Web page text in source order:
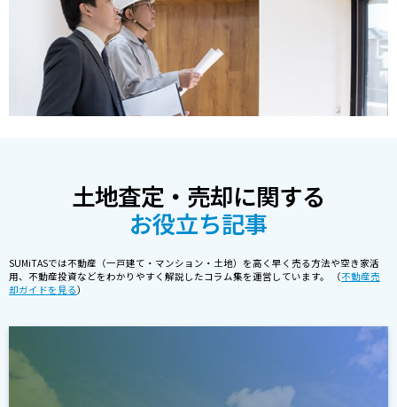
土地査定・売却に関する
お役立ち記事
SUMiTASでは不動産（一戸建て・マンション・土地）を高く早く売る方法や空き家活
用、不動産投資などをわかりやすく解説したコラム集を運営しています。 （不動産売
却ガイドを見る）